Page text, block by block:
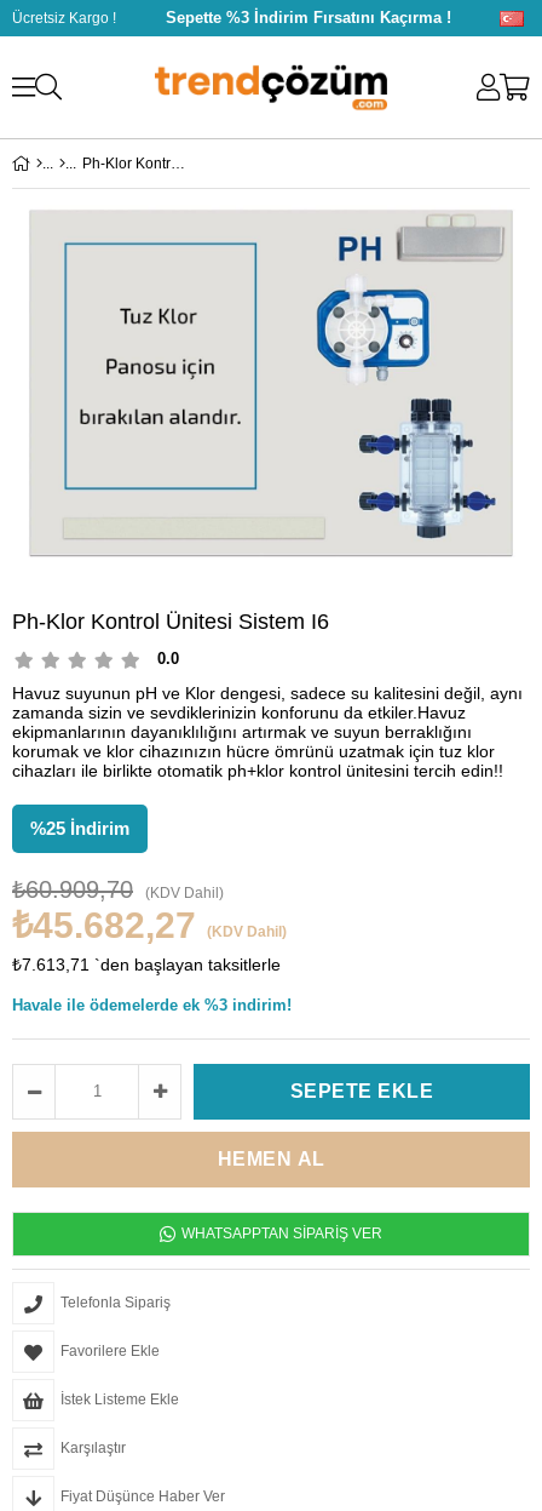
Ücretsiz Kargo ! Sepette %3 İndirim Fırsatını Kaçırma !
Ph-Klor Kontrol Ünitesi Sistem I6
Ph-Klor Kontrol Ünitesi Sistem I6
0.0
Havuz suyunun pH ve Klor dengesi, sadece su kalitesini değil, aynı
zamanda sizin ve sevdiklerinizin konforunu da etkiler.Havuz
ekipmanlarının dayanıklılığını artırmak ve suyun berraklığını
korumak ve klor cihazınızın hücre ömrünü uzatmak için tuz klor
cihazları ile birlikte otomatik ph+klor kontrol ünitesini tercih edin!!
%25 İndirim
₺60.909,70 (KDV Dahil)
₺45.682,27 (KDV Dahil)
₺7.613,71 `den başlayan taksitlerle
Havale ile ödemelerde ek %3 indirim!
WHATSAPPTAN SİPARİŞ VER
Telefonla Sipariş
Favorilere Ekle
İstek Listeme Ekle
Karşılaştır
Fiyat Düşünce Haber Ver